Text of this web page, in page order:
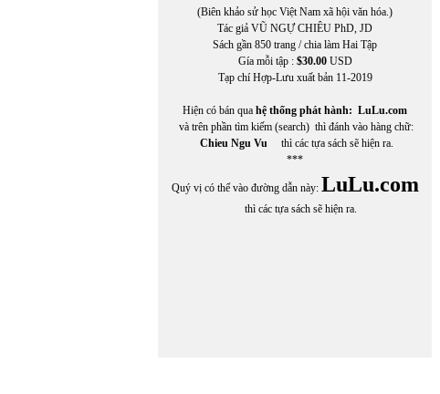
(Biên khảo sử học Việt Nam xã hội văn hóa.)
Tác giả VŨ NGỰ CHIÊU PhD, JD
Sách gần 850 trang / chia làm Hai Tập
Gía mỗi tập : $30.00USD
Tạp chí Hợp-Lưu xuất bản 11-2019
Hiện có bán qua hệ thống phát hành: LuLu.com
và trên phần tìm kiếm (search) thì đánh vào hàng chữ:
Chieu Ngu Vu thì các tựa sách sẽ hiện ra.
***
Quý vị có thể vào đường dẫn này: LuLu.com
thì các tựa sách sẽ hiện ra.